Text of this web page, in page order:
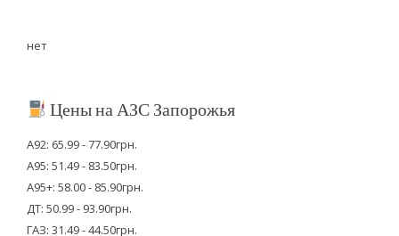
нет
Цены на АЗС Запорожья
А92: 65.99 - 77.90грн.
А95: 51.49 - 83.50грн.
А95+: 58.00 - 85.90грн.
ДТ: 50.99 - 93.90грн.
ГАЗ: 31.49 - 44.50грн.